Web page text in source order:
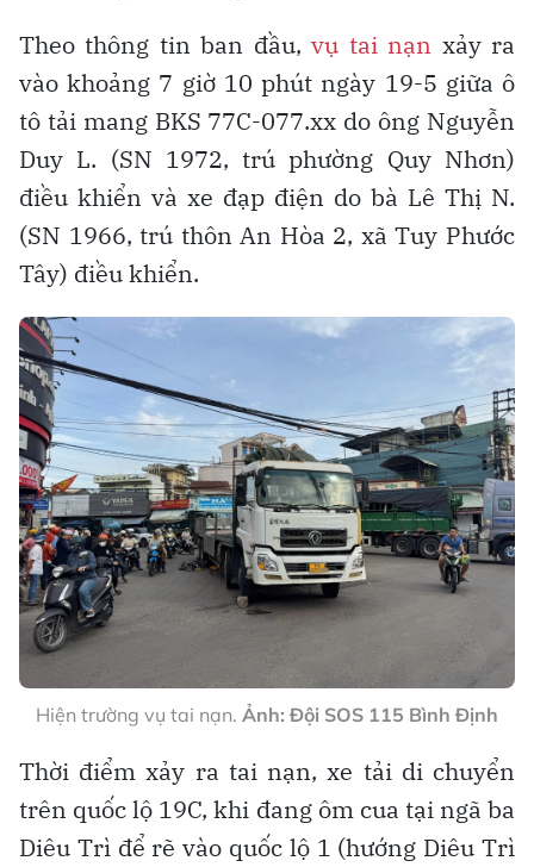
Theo thông tin ban đầu,vụ tai nạn xảy ra
vào khoảng 7 giờ 10 phút ngày 19-5 giữa ô
tô tải mang BKS 77C-077.xx do ông Nguyễn
Duy L. (SN 1972, trú phường Quy Nhơn)
điều khiển và xe đạp điện do bà Lê Thị N.
(SN 1966, trú thôn An Hòa 2, xã Tuy Phước
Tây) điều khiển.
Hiện trường vụ tai nạn. Ảnh: Đội SOS 115 Bình Định
Thời điểm xảy ra tai nạn, xe tải di chuyển
trên quốc lộ 19C, khi đang ôm cua tại ngã ba
Diêu Trì để rẽ vào quốc lộ 1 (hướng Diêu Trì